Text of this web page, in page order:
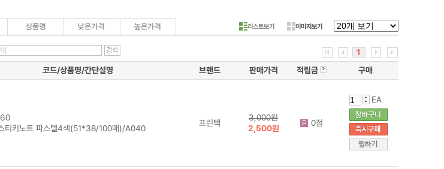
리스트보기 이미지보기
1
코드/상품명/간단설명 브랜드 판매가격 적립금 구매
티키노트 파스텔4색(51*38/100매)/A040
프린텍
3,000원
2,500원
0점
EA